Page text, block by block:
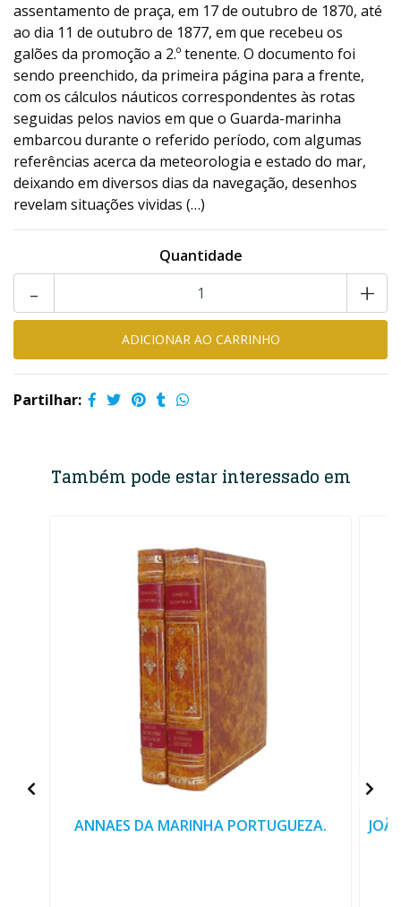
assentamento de praça, em 17 de outubro de 1870, até
ao dia 11 de outubro de 1877, em que recebeu os
galões da promoção a 2.º tenente. O documento foi
sendo preenchido, da primeira página para a frente,
com os cálculos náuticos correspondentes às rotas
seguidas pelos navios em que o Guarda-marinha
embarcou durante o referido período, com algumas
referências acerca da meteorologia e estado do mar,
deixando em diversos dias da navegação, desenhos
revelam situações vividas (…)
Quantidade
+
-
Partilhar:
Também pode estar interessado em
ANNAES DA MARINHA PORTUGUEZA.